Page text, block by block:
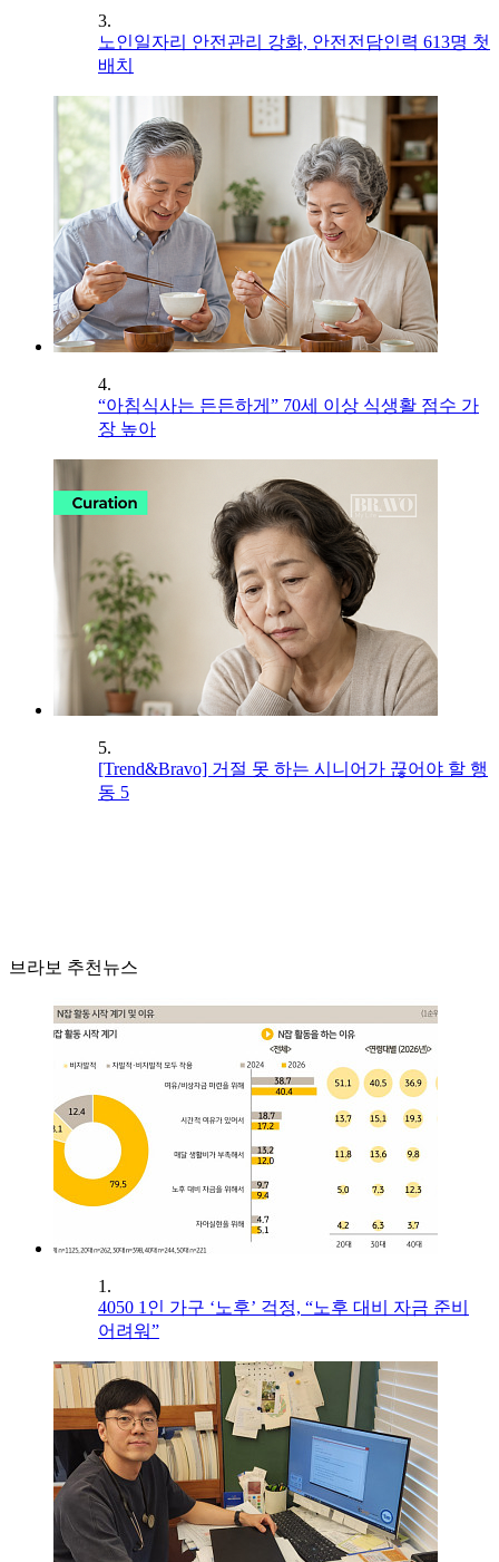
3.
노인일자리 안전관리 강화, 안전전담인력 613명 첫
배치
4.
“아침식사는 든든하게” 70세 이상 식생활 점수 가
장 높아
5.
[Trend&Bravo] 거절 못 하는 시니어가 끊어야 할 행
동 5
브라보 추천뉴스
1.
4050 1인 가구 ‘노후’ 걱정, “노후 대비 자금 준비
어려워”